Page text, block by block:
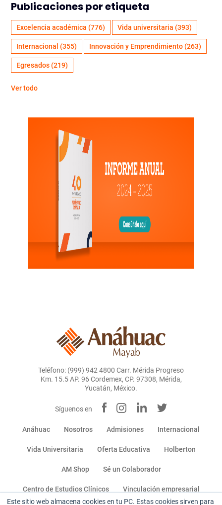
Este sitio web almacena cookies en tu PC. Estas cookies sirven para
Publicaciones por etiqueta
Excelencia académica (776) Vida universitaria (393)
Internacional (355) Innovación y Emprendimiento (263)
Egresados (219)
Ver todo
Teléfono: (999) 942 4800 Carr. Mérida Progreso
Km. 15.5 AP. 96 Cordemex, CP. 97308, Mérida,
Yucatán, México.
Síguenos en
Anáhuac Nosotros Admisiones Internacional
Vida Universitaria Oferta Educativa Holberton
AM Shop Sé un Colaborador
Centro de Estudios Clínicos Vinculación empresarial